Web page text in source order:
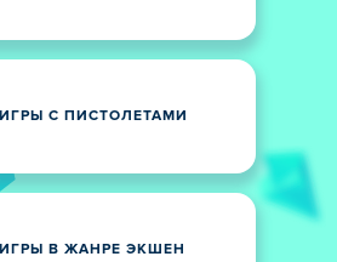
ИГРЫ С ПИСТОЛЕТАМИ
ИГРЫ В ЖАНРЕ ЭКШЕН